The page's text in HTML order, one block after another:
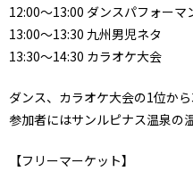
12:00～13:00 ダンスパフォーマ
13:00～13:30 九州男児ネタ
13:30～14:30 カラオケ大会
ダンス、カラオケ大会の1位か
参加者にはサンルピナス温泉の
【フリーマーケット】